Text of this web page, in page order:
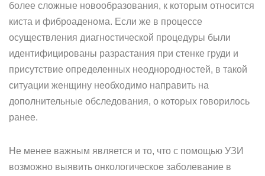
более сложные новообразования, к которым относится
киста и фиброаденома. Если же в процессе
осуществления диагностической процедуры были
идентифицированы разрастания при стенке груди и
присутствие определенных неоднородностей, в такой
ситуации женщину необходимо направить на
дополнительные обследования, о которых говорилось
ранее.
Не менее важным является и то, что с помощью УЗИ
возможно выявить онкологическое заболевание в